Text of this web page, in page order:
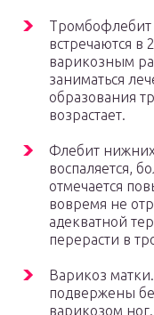
Тромбофлебит
встречаются в
варикозным
заниматься
образования
возрастает.
Флебит
воспаляется,
отмечается
вовремя не
адекватной
перерасти в
Варикоз
подвержены
варикозом ног.